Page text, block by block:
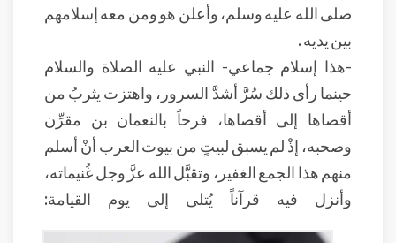
صلى الله عليه وسلم، وأعلن هو ومن معه إسلامهم
بين يديه .
-هذا إسلام جماعي- النبي عليه الصلاة والسلام
حينما رأى ذلك سُرَّ أشدَّ السرور، واهتزت يثربُ من
أقصاها إلى أقصاها، فرحاً بالنعمان بن مقرِّن
وصحبه، إذْ لم يسبق لبيتٍ من بيوت العرب أنْ أسلم
منهم هذا الجمع الغفير، وتقبَّل الله عزَّ وجل غُنيماته،
وأنزل فيه قرآناً يُتلى إلى يوم القيامة: